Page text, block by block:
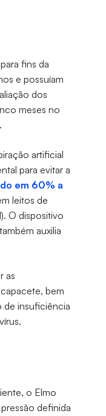
fins da
e possuíam
dos
meses no
artificial
para evitar a
em 60% a
leitos de
O dispositivo
auxilia
as
bem
insuficiência
o Elmo
definida